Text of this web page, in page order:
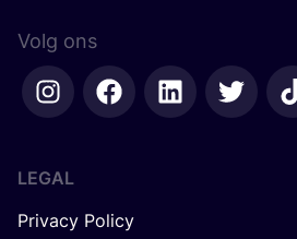
Volg ons
LEGAL
Privacy Policy